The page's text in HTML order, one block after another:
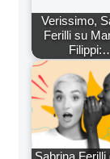
Verissimo,
Ferilli su